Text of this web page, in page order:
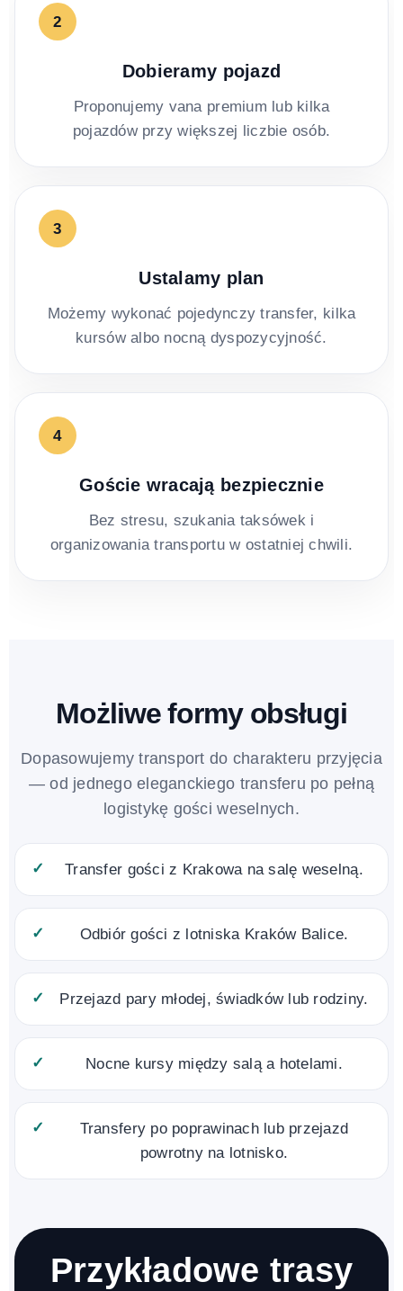
2
Dobieramy pojazd
Proponujemy vana premium lub kilka
pojazdów przy większej liczbie osób.
3
Ustalamy plan
Możemy wykonać pojedynczy transfer, kilka
kursów albo nocną dyspozycyjność.
4
Goście wracają bezpiecznie
Bez stresu, szukania taksówek i
organizowania transportu w ostatniej chwili.
Możliwe formy obsługi
Dopasowujemy transport do charakteru przyjęcia
— od jednego eleganckiego transferu po pełną
logistykę gości weselnych.
Transfer gości z Krakowa na salę weselną.
Odbiór gości z lotniska Kraków Balice.
Przejazd pary młodej, świadków lub rodziny.
Nocne kursy między salą a hotelami.
Transfery po poprawinach lub przejazd
powrotny na lotnisko.
Przykładowe trasy